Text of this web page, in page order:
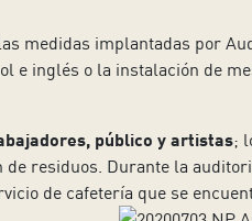
medidas implantadas por
e inglés o la instalación de
público y artistas;
residuos. Durante la
de cafetería que se